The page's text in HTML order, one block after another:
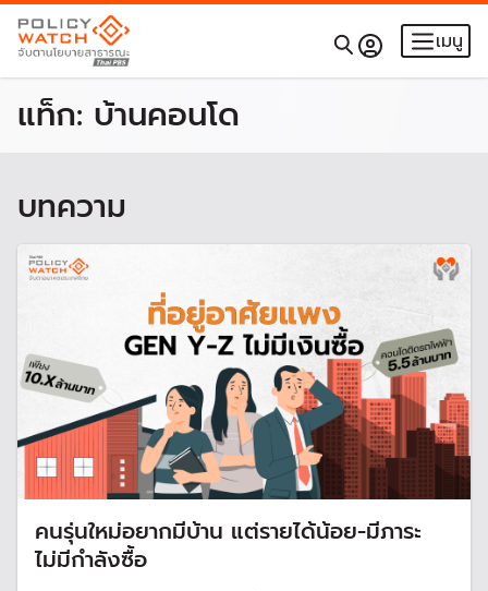
เมนู
แท็ก: บ้านคอนโด
บทความ
คนรุ่นใหม่อยากมีบ้าน แต่รายได้น้อย-มีภาระ
ไม่มีกำลังซื้อ